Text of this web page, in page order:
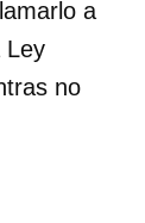
a
Ley
no